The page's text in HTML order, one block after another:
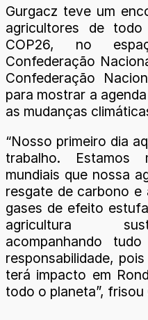
Gurgacz teve um
agricultores de
COP26, no
Confederação
Confederação
para mostrar a
as mudanças
“Nosso primeiro dia
trabalho. Estamos
mundiais que nossa
resgate de carbono e
gases de efeito
agricultura
acompanhando
responsabilidade,
terá impacto em
todo o planeta”, frisou